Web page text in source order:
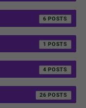
6
1
4
26